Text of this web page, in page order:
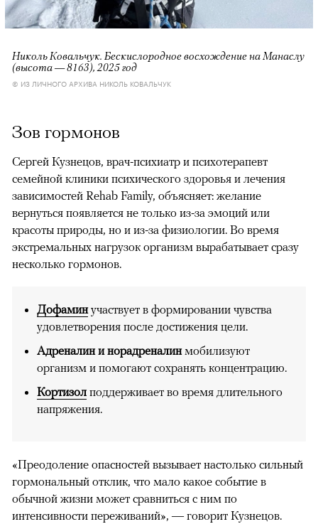
Николь Ковальчук. Бескислородное восхождение на Манаслу
(высота — 8163), 2025 год
© ИЗ ЛИЧНОГО АРХИВА НИКОЛЬ КОВАЛЬЧУК
Зов гормонов
Сергей Кузнецов, врач-психиатр и психотерапевт
семейной клиники психического здоровья и лечения
зависимостей Rehab Family, объясняет: желание
вернуться появляется не только из-за эмоций или
красоты природы, но и из-за физиологии. Во время
экстремальных нагрузок организм вырабатывает сразу
несколько гормонов.
Дофаминучаствует в формировании чувства
удовлетворения после достижения цели.
Адреналин и норадреналинмобилизуют
организм и помогают сохранять концентрацию.
Кортизол поддерживает во время длительного
напряжения.
«Преодоление опасностей вызывает настолько сильный
гормональный отклик, что мало какое событие в
обычной жизни может сравниться с ним по
интенсивности переживаний», — говорит Кузнецов.